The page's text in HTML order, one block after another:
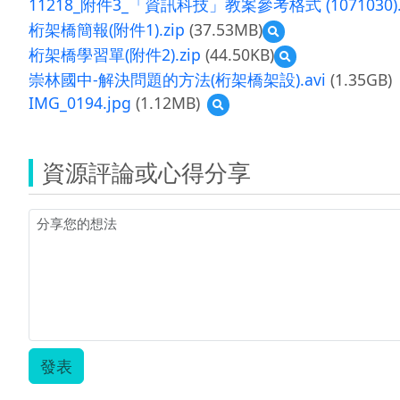
桁架橋簡報(附件1).zip (37.53MB)
預
覽
桁
架
桁架橋學習單(附件2).zip (44.50KB)
預
覽
桁
(附
件
崇林國中-解決問題的方法(桁架橋架設).avi (1.35GB)
IMG_0194.jpg (1.12MB)
預
覽
資源評論或心得分享
發表